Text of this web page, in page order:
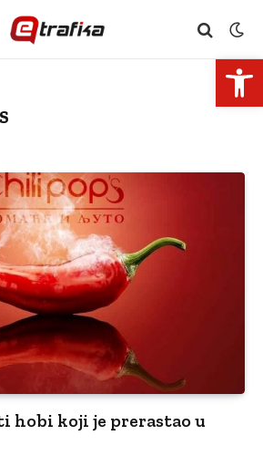
hobi koji je prerastao u